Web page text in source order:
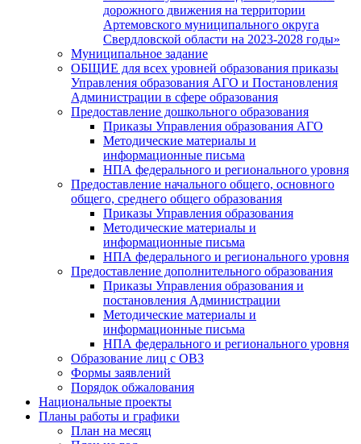
дорожного движения на территории
Артемовского муниципального округа
Свердловской области на 2023-2028 годы»
Муниципальное задание
ОБЩИЕ для всех уровней образования приказы
Управления образования АГО и Постановления
Администрации в сфере образования
Предоставление дошкольного образования
Приказы Управления образования АГО
Методические материалы и
информационные письма
НПА федерального и регионального уровня
Предоставление начального общего, основного
общего, среднего общего образования
Приказы Управления образования
Методические материалы и
информационные письма
НПА федерального и регионального уровня
Предоставление дополнительного образования
Приказы Управления образования и
постановления Администрации
Методические материалы и
информационные письма
НПА федерального и регионального уровня
Образование лиц с ОВЗ
Формы заявлений
Порядок обжалования
Национальные проекты
Планы работы и графики
План на месяц